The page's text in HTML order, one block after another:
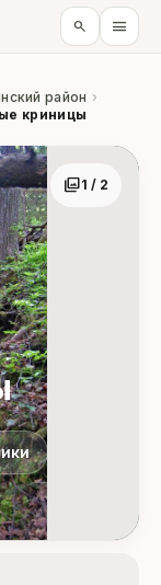
search menu
район ›
криницы
photo_library1 / 2